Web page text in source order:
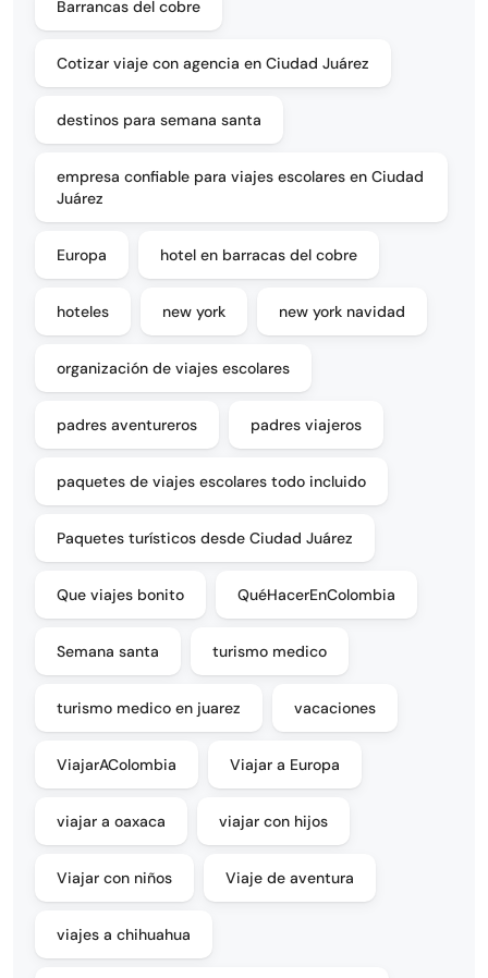
Barrancas del cobre
Cotizar viaje con agencia en Ciudad Juárez
destinos para semana santa
empresa confiable para viajes escolares en Ciudad
Juárez
Europa hotel en barracas del cobre
hoteles new york new york navidad
organización de viajes escolares
padres aventureros padres viajeros
paquetes de viajes escolares todo incluido
Paquetes turísticos desde Ciudad Juárez
Que viajes bonito QuéHacerEnColombia
Semana santa turismo medico
turismo medico en juarez vacaciones
ViajarAColombia Viajar a Europa
viajar a oaxaca viajar con hijos
Viajar con niños Viaje de aventura
viajes a chihuahua